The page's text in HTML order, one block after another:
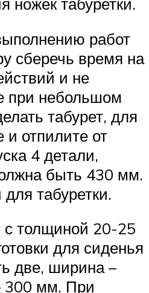
работ
сберечь время на
и не
при небольшом
табурет, для
и отпилите от
4 детали,
быть 430 мм.
табуретки.
с толщиной 20-25
для сиденья
две, ширина –
300 мм. При